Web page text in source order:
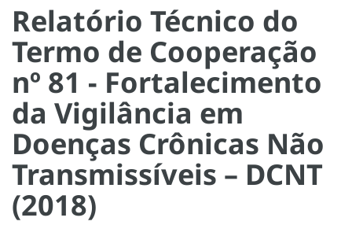
Relatório Técnico do
Termo de Cooperação
nº 81 - Fortalecimento
da Vigilância em
Doenças Crônicas Não
Transmissíveis – DCNT
(2018)